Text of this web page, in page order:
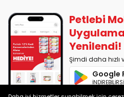
PETLEBİ EVCİL HAYVAN ÜRÜNLERİ
1. Alaşar Cad. No: 9 Osmangazi/
Petlebi
Yenilendi!
Şimdi daha hızlı
Google